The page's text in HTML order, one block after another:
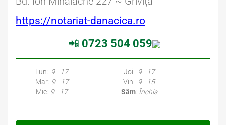
https://notariat-danacica.ro
📲 0723 504 059
Lun: 9 - 17
Mar: 9 - 17
Mie: 9 - 17
Joi: 9 - 17
Vin: 9 - 15
Sâm: Închis